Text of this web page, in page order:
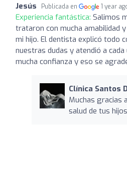
Jesús Publicada en 1 year
Experiencia fantástica: Salimos
trataron con mucha amabilidad
mi hijo. El dentista explicó todo
nuestras dudas y atendió a
mucha confianza y eso se
Clínica Santos
Muchas gracias
salud de tus